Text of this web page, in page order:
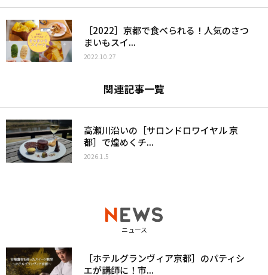
［2022］京都で食べられる！人気のさつ
まいもスイ...
2022.10.27
関連記事一覧
高瀬川沿いの［サロンドロワイヤル 京
都］で煌めくチ...
2026.1.5
ニュース
［ホテルグランヴィア京都］のパティシ
エが講師に！市...